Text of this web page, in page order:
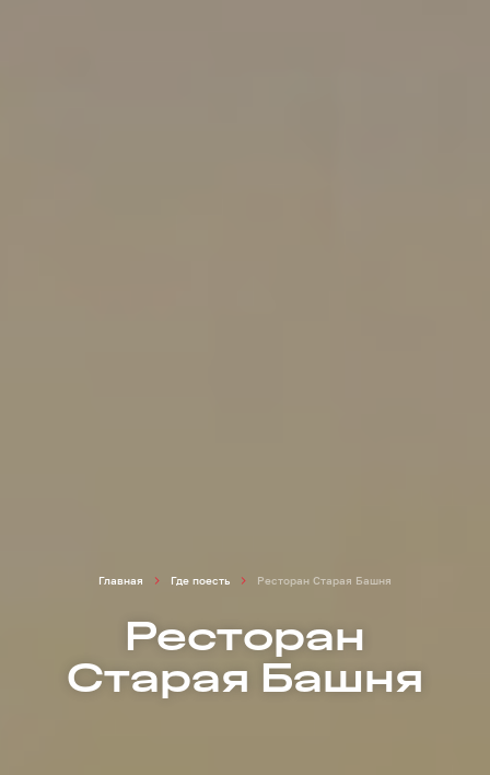
Главная Где поесть Ресторан Старая Башня
Ресторан
Старая Башня